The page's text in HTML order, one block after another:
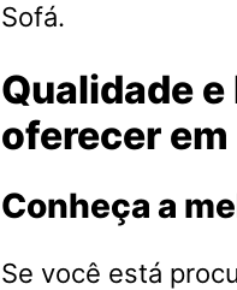
Sofá.
Qualidade e
oferecer
Conheça a
Se você está